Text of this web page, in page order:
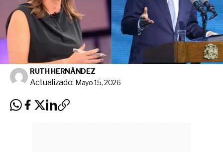
RUTH HERNÁNDEZ
Actualizado: Mayo 15, 2026